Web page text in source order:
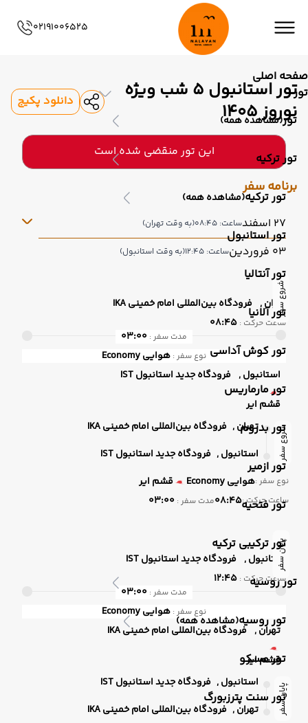
صفحه اصلی
تور
تور(مشاهده همه)
تور ترکیه
تور ترکیه(مشاهده همه)
تور استانبول
تور آنتالیا
تور آلانیا
تور کوش آداسی
تور مارماریس
تور بدروم
تور ازمیر
تور فتحیه
تور ترکیبی ترکیه
تور روسیه
تور روسیه(مشاهده همه)
تور مسکو
تور سنت پترزبورگ
02191006525
تور استانبول 5 شب ویژه
نوروز 1405
دانلود پکیج
این تور منقضی شده است
برنامه سفر
27 اسفند ساعت: 08:45 (به وقت تهران)
03 فروردین ساعت: 12:45 (به وقت استانبول)
شروع سفر
تهران , فرودگاه بین‌المللی امام خمینی IKA
ساعت حرکت : 08:45
مدت سفر : 03:00
نوع سفر : هوایی
استانبول , فرودگاه جدید استانبول IST
قشم ایر
شروع سفر تهران , فرودگاه بین‌المللی امام خمینی IKA
استانبول , فرودگاه جدید استانبول IST
نوع سفر :هوایی قشم ایر
ساعت حرکت :08:45مدت سفر : 03:00
پایان سفر
استانبول , فرودگاه جدید استانبول IST
ساعت حرکت : 12:45
مدت سفر : 03:00
نوع سفر : هوایی
تهران , فرودگاه بین‌المللی امام خمینی IKA
قشم ایر
پایان سفر استانبول , فرودگاه جدید استانبول IST
تهران , فرودگاه بین‌المللی امام خمینی IKA